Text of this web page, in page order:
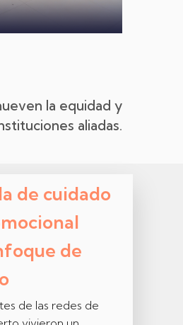
la equidad y
aliadas.
de cuidado
de
de las redes de